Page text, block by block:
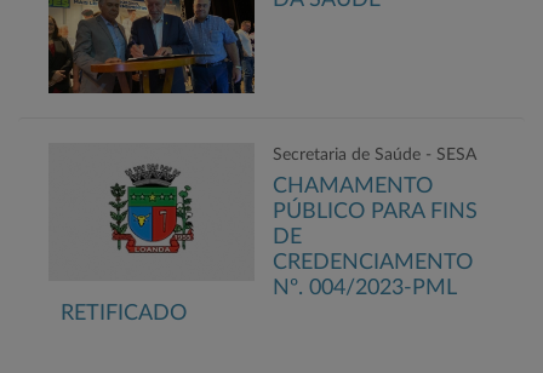
Secretaria de Saúde - SESA
CHAMAMENTO
PÚBLICO PARA FINS
DE
CREDENCIAMENTO
Nº. 004/2023-PML
RETIFICADO